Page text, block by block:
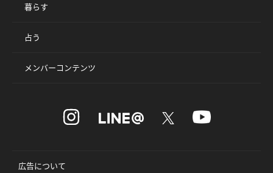
暮らす
占う
メンバーコンテンツ
広告について